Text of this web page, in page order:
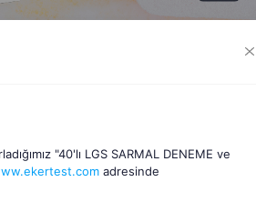
Interaktif Etkinlikler (1)
"40'lı LGS SARMAL DENEME ve
adresinde